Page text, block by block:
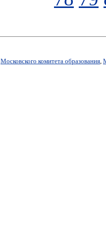
Московского комитета образования,